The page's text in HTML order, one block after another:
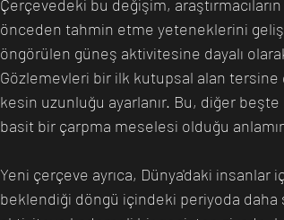
Çerçevedeki bu değişim,
önceden tahmin etme yeteneklerini
öngörülen güneş aktivitesine dayalı
Gözlemevleri bir ilk kutupsal alan
kesin uzunluğu ayarlanır. Bu, diğer beşte
basit bir çarpma meselesi olduğu
Yeni çerçeve ayrıca, Dünya'daki
beklendiği döngü içindeki periyoda daha